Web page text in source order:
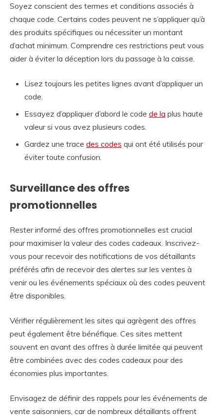
Soyez conscient des termes et conditions associés à
chaque code. Certains codes peuvent ne s’appliquer qu’à
des produits spécifiques ou nécessiter un montant
d’achat minimum. Comprendre ces restrictions peut vous
aider à éviter la déception lors du passage à la caisse.
Lisez toujours les petites lignes avant d’appliquer un
code.
Essayez d’appliquer d’abord le code de la plus haute
valeur si vous avez plusieurs codes.
Gardez une trace des codes qui ont été utilisés pour
éviter toute confusion.
Surveillance des offres
promotionnelles
Rester informé des offres promotionnelles est crucial
pour maximiser la valeur des codes cadeaux. Inscrivez-
vous pour recevoir des notifications de vos détaillants
préférés afin de recevoir des alertes sur les ventes à
venir ou les événements spéciaux où des codes peuvent
être disponibles.
Vérifier régulièrement les sites qui agrègent des offres
peut également être bénéfique. Ces sites mettent
souvent en avant des offres à durée limitée qui peuvent
être combinées avec des codes cadeaux pour des
économies plus importantes.
Envisagez de définir des rappels pour les événements de
vente saisonniers, car de nombreux détaillants offrent